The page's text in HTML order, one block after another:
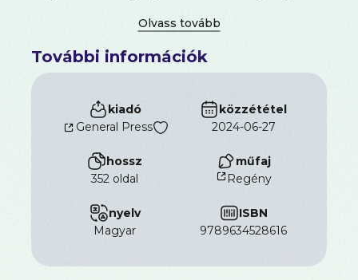
olvasmány ez az élvezetes, megható és
fergeteges kaland... McNamara ebben a mesés
regényben tökéletesen ötvözi a pimasz humort és
a forrongó érzelmeket.” - Jennifer Saint.
További információk
kiadó
General Press
közzététel
2024-06-27
hossz
352 oldal
műfaj
Regény
nyelv
magyar
ISBN
9789634528616